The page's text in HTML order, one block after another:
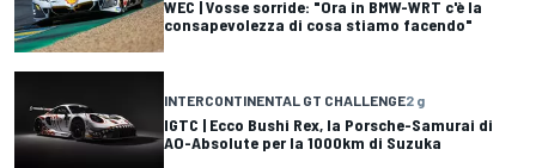
WEC | Vosse sorride: "Ora in BMW-WRT c'è la
consapevolezza di cosa stiamo facendo"
INTERCONTINENTAL GT CHALLENGE2 g
IGTC | Ecco Bushi Rex, la Porsche-Samurai di
AO-Absolute per la 1000km di Suzuka